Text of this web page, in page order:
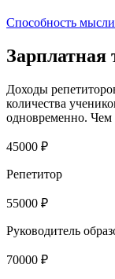
Способность
Зарплатная
Доходы
количества
одновременно. Чем
45000 ₽
Репетитор
55000 ₽
Руководитель
70000 ₽